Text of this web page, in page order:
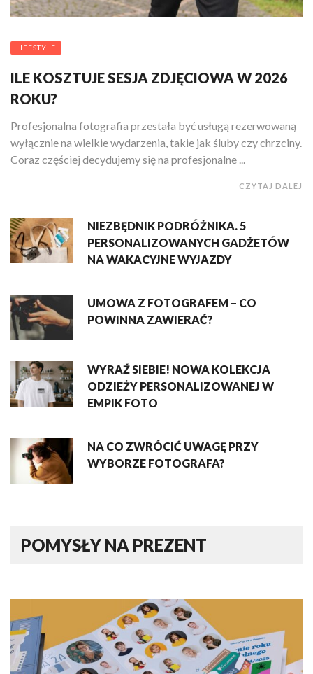
LIFESTYLE
ILE KOSZTUJE SESJA ZDJĘCIOWA W 2026
ROKU?
Profesjonalna fotografia przestała być usługą rezerwowaną
wyłącznie na wielkie wydarzenia, takie jak śluby czy chrzciny.
Coraz częściej decydujemy się na profesjonalne ...
CZYTAJ DALEJ
NIEZBĘDNIK PODRÓŻNIKA. 5
PERSONALIZOWANYCH GADŻETÓW
NA WAKACYJNE WYJAZDY
UMOWA Z FOTOGRAFEM – CO
POWINNA ZAWIERAĆ?
WYRAŹ SIEBIE! NOWA KOLEKCJA
ODZIEŻY PERSONALIZOWANEJ W
EMPIK FOTO
NA CO ZWRÓCIĆ UWAGĘ PRZY
WYBORZE FOTOGRAFA?
POMYSŁY NA PREZENT